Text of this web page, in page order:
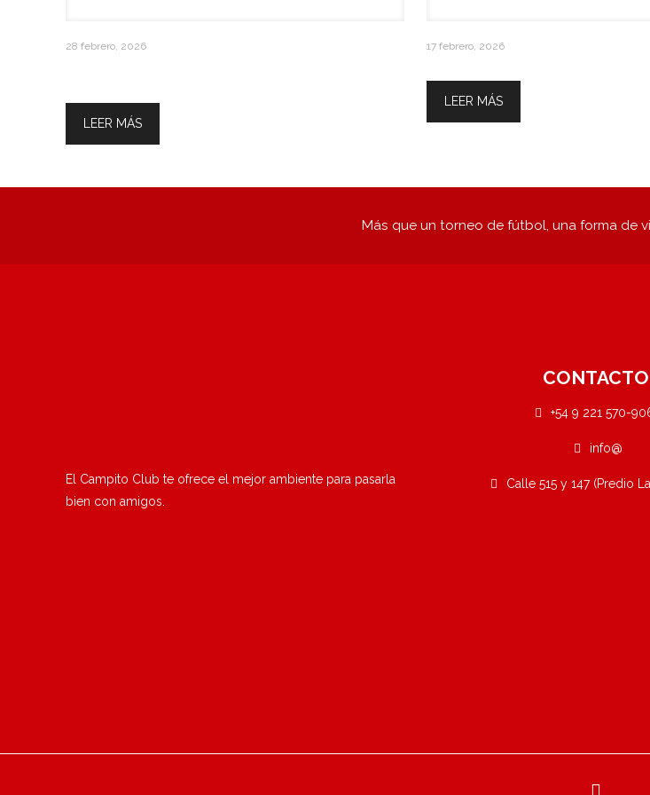
28 febrero, 2026
LEER MÁS
17 febrero, 2026
LEER MÁS
Más que un torneo de fútbol, una forma de
El Campito Club te ofrece el mejor ambiente para pasarla
bien con amigos.
CONTACTO
+54 9 221 570-
info@
Calle 515 y 147 (Predio